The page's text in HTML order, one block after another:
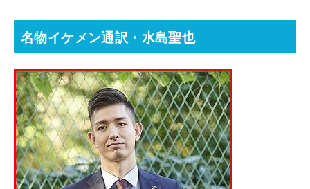
名物イケメン通訳・水島聖也